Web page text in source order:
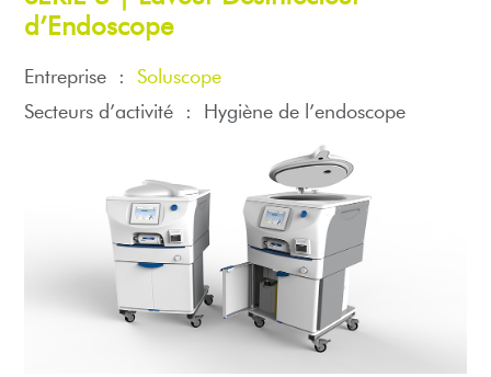
d’Endoscope
Entreprise :
Soluscope
Secteurs d’activité :
Hygiène de l’endoscope